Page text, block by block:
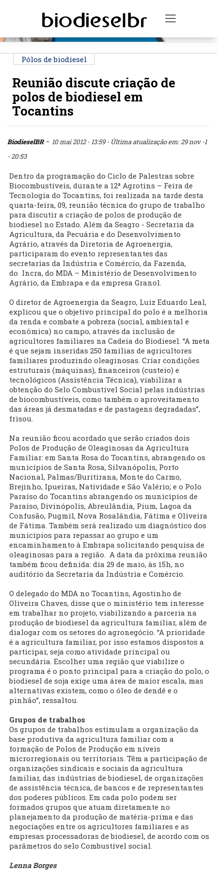
Toggle
Pólos de biodiesel
Reunião discute criação de
polos de biodiesel em
Tocantins
BiodieselBR- 10 mai 2012 - 13:59- Última atualização em: 29 nov -1
- 20:53
Dentro da programação do Ciclo de Palestras sobre
Biocombustíveis, durante a 12ª Agrotins – Feira de
Tecnologia do Tocantins, foi realizada na tarde desta
quarta-feira, 09, reunião técnica do grupo de trabalho
para discutir a criação de polos de produção de
biodiesel no Estado. Além da Seagro - Secretaria da
Agricultura, da Pecuária e do Desenvolvimento
Agrário, através da Diretoria de Agroenergia,
participaram do evento representantes das
secretarias da Indústria e Comércio, da Fazenda,
do Incra, do MDA – Ministério de Desenvolvimento
Agrário, da Embrapa e da empresa Granol.
O diretor de Agroenergia da Seagro, Luiz Eduardo Leal,
explicou que o objetivo principal do polo é a melhoria
da renda e combate a pobreza (social, ambiental e
econômica) no campo, através da inclusão de
agricultores familiares na Cadeia do Biodiesel. “A meta
é que sejam inseridas 250 famílias de agricultores
familiares produzindo oleaginosas. Criar condições
estruturais (máquinas), financeiros (custeio) e
tecnológicos (Assistência Técnica), viabilizar a
obtenção do Selo Combustível Social pelas indústrias
de biocombustíveis, como também o aproveitamento
das áreas já desmatadas e de pastagens degradadas”,
frisou.
Na reunião ficou acordado que serão criados dois
Polos de Produção de Oleaginosas da Agricultura
Familiar: em Santa Rosa do Tocantins, abrangendo os
municípios de Santa Rosa, Silvanópolis, Porto
Nacional, Palmas/Buritirana, Monte do Carmo,
Brejinho, Ipueiras, Natividade e São Valério; e o Polo
Paraíso do Tocantins abrangendo os municípios de
Paraíso, Divinópolis, Abreulândia, Pium, Lagoa da
Confusão, Pugmil, Nova Rosalândia, Fátima e Oliveira
de Fátima. Também será realizado um diagnóstico dos
municípios para repassar ao grupo e um
encaminhamento à Embrapa solicitando pesquisa de
oleaginosas para a região. A data da próxima reunião
também ficou definida: dia 29 de maio, às 15h, no
auditório da Secretaria da Indústria e Comércio.
O delegado do MDA no Tocantins, Agostinho de
Oliveira Chaves, disse que o ministério tem interesse
em trabalhar no projeto, viabilizando a parceria na
produção de biodiesel da agricultura familiar, além de
dialogar com os setores do agronegócio. “A prioridade
é a agricultura familiar, por isso estamos dispostos a
participar, seja como atividade principal ou
secundária. Escolher uma região que viabilize o
programa é o ponto principal para a criação do polo, o
biodiesel de soja exige uma área de maior escala, mas
alternativas existem, como o óleo de dendê e o
pinhão”, ressaltou.
Grupos de trabalhos
Os grupos de trabalhos estimulam a organização da
base produtiva da agricultura familiar com a
formação de Polos de Produção em níveis
microrregionais ou territoriais. Têm a participação de
organizações sindicais e sociais da agricultura
familiar, das indústrias de biodiesel, de organizações
de assistência técnica, de bancos e de representantes
dos poderes públicos. Em cada polo podem ser
formados grupos que atuam diretamente no
planejamento da produção de matéria-prima e das
negociações entre os agricultores familiares e as
empresas processadoras de biodiesel, de acordo com os
parâmetros do selo Combustível social.
Lenna Borges